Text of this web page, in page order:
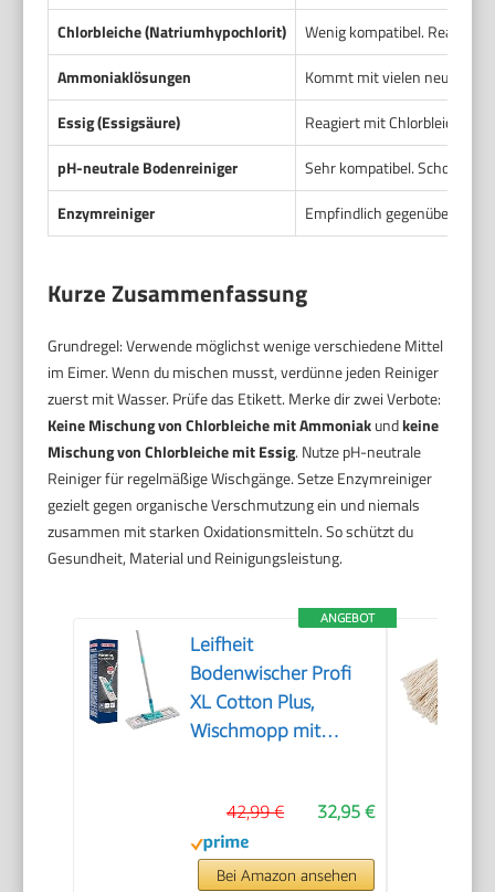
Chlorbleiche (Natriumhypochlorit)
Wenig kompatibel. Reagiert
Ammoniaklösungen
Kommt mit vielen neutralen
Essig (Essigsäure)
Reagiert mit Chlorbleiche.
pH-neutrale Bodenreiniger
Sehr kompatibel. Schonend
Enzymreiniger
Empfindlich gegenüber
Kurze Zusammenfassung
Grundregel: Verwende möglichst wenige verschiedene Mittel
im Eimer. Wenn du mischen musst, verdünne jeden Reiniger
zuerst mit Wasser. Prüfe das Etikett. Merke dir zwei Verbote:
Keine Mischung von Chlorbleiche mit Ammoniakundkeine
Mischung von Chlorbleiche mit Essig. Nutze pH-neutrale
Reiniger für regelmäßige Wischgänge. Setze Enzymreiniger
gezielt gegen organische Verschmutzung ein und niemals
zusammen mit starken Oxidationsmitteln. So schützt du
Gesundheit, Material und Reinigungsleistung.
ANGEBOT
Leifheit
Bodenwischer Profi
XL Cotton Plus,
Wischmopp mit
32,95 €
42,99 €
Bei Amazon ansehen